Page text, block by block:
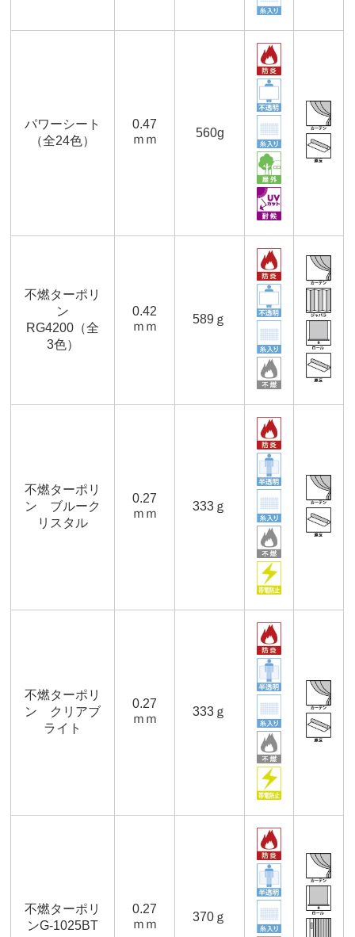
パワーシート
（全24色）
0.47
ｍｍ
560g
不燃ターポリ
ン
RG4200（全
3色）
0.42
ｍｍ
589ｇ
不燃ターポリ
ン ブルーク
リスタル
0.27
ｍｍ
333ｇ
不燃ターポリ
ン クリアブ
ライト
0.27
ｍｍ
333ｇ
不燃ターポリ
ンG-1025BT
0.27
ｍｍ
370ｇ